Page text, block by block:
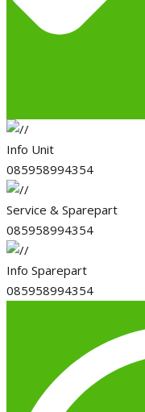
Info Unit
085958994354
Service & Sparepart
085958994354
Info Sparepart
085958994354